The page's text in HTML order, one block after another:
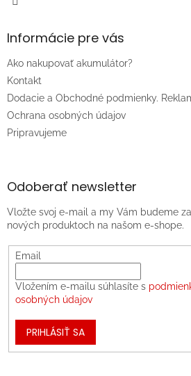
Informácie pre vás
Ako nakupovať akumulátor?
Kontakt
Dodacie a Obchodné podmienky.
Ochrana osobných údajov
Pripravujeme
Odoberať newsletter
Vložte svoj e-mail a my Vám budeme
nových produktoch na našom e-shope.
Email
Vložením e-mailu súhlasíte s
osobných údajov
PRIHLÁSIŤ SA